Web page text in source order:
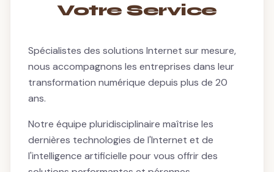
Votre Service
Spécialistes des solutions Internet sur mesure,
nous accompagnons les entreprises dans leur
transformation numérique depuis plus de 20
ans.
Notre équipe pluridisciplinaire maîtrise les
dernières technologies de l'Internet et de
l'intelligence artificielle pour vous offrir des